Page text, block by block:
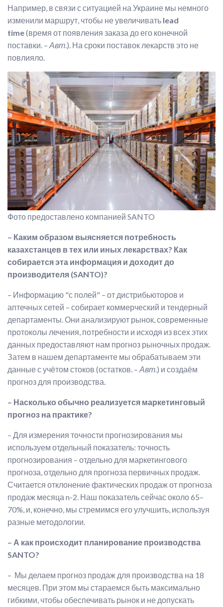
Например, в связи с ситуацией на Украине мы немного
изменили маршрут, чтобы не увеличивать lead
time(время от появления заказа до его конечной
поставки. – Авт.). На сроки поставок лекарств это не
повлияло.
Фото предоставлено компанией SANTO
– Каким образом выясняется потребность
казахстанцев в тех или иных лекарствах? Как
собирается эта информация и доходит до
производителя (SANTO)?
– Информацию "с полей" – от дистрибьюторов и
аптечных сетей – собирает коммерческий и тендерный
департаменты. Они анализируют рынок, современные
протоколы лечения, потребности и исходя из всех этих
данных предоставляют нам прогноз рыночных продаж.
Затем в нашем департаменте мы обрабатываем эти
данные с учётом стоков (остатков. – Авт .) и создаём
прогноз для производства.
– Насколько обычно реализуется маркетинговый
прогноз на практике?
– Для измерения точности прогнозирования мы
используем отдельный показатель: точность
прогнозирования – отдельно для маркетингового
прогноза, отдельно для прогноза первичных продаж.
Считается отклонение фактических продаж от прогноза
продаж месяца n-2. Наш показатель сейчас около 65–
70%, и, конечно, мы стремимся его улучшить, используя
разные методологии.
– А как происходит планирование производства
SANTO?
– Мы делаем прогноз продаж для производства на 18
месяцев. При этом мы стараемся быть максимально
гибкими, чтобы обеспечивать рынок и не допускать